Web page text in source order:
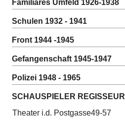
Familiäres Umfeld 1926-1938
Schulen 1932 - 1941
Front 1944 -1945
Gefangenschaft 1945-1947
Polizei 1948 - 1965
SCHAUSPIELER REGISSEUR
Theater i.d. Postgasse49-57